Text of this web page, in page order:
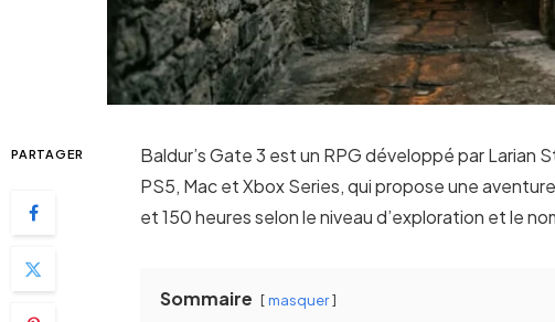
PARTAGER
Baldur’s Gate 3 est un RPG développé par Larian
PS5, Mac et Xbox Series, qui propose une
et 150 heures selon le niveau d’exploration et le
Sommaire masquer